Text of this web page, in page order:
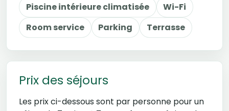
Piscine intérieure climatisée
Wi-Fi
Room service
Parking Terrasse
Prix des séjours
Les prix ci-dessous sont par personne pour un